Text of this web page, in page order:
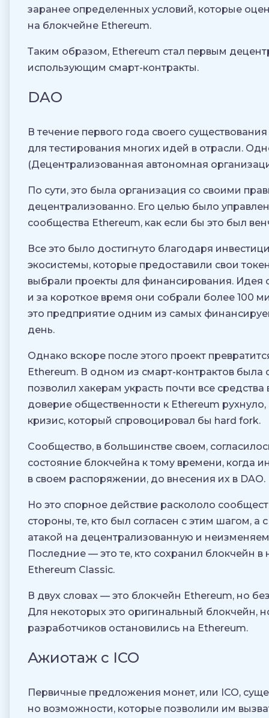
заранее определенных условий, которые
на блокчейне Ethereum.
Таким образом, Ethereum стал первым
использующим смарт-контракты.
DAO
В течение первого года своего
для тестирования многих идей в отрасли.
(Децентрализованная автономная
По сути, это была организация со своими
децентрализованно. Его целью было
сообщества Ethereum, как если бы это был
Все это было достигнуто благодаря
экосистемы, которые предоставили свои
выбрали проекты для финансирования. Идея
и за короткое время они собрали более 100
это предприятие одним из самых
день.
Однако вскоре после этого проект
Ethereum. В одном из смарт-контрактов была
позволил хакерам украсть почти все
доверие общественности к Ethereum
кризис, который спровоцировал бы hard fork.
Сообщество, в большинстве своем,
состояние блокчейна к тому времени, когда
в своем распоряжении, до внесения их в DAO.
Но это спорное действие раскололо
стороны, те, кто был согласен с этим шагом, а
атакой на децентрализованную и
Последние — это те, кто сохранил блокчейн
Ethereum Classic.
В двух словах — это блокчейн Ethereum, но
Для некоторых это оригинальный блокчейн,
разработчиков остановились на Ethereum.
Ажиотаж с ICO
Первичные предложения монет, или ICO,
но возможности, которые позволили им